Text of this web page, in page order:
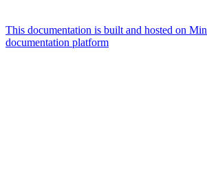
This documentation is built and hosted on
documentation platform